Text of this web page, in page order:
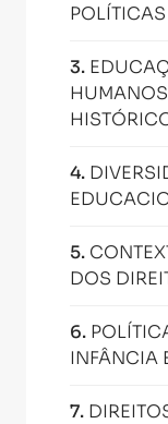
3.
4.
5.
DOS
6.
INFÂNCIA
7.